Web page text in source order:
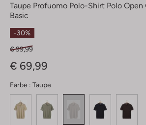
Taupe Profuomo Polo-Shirt Polo Open
Basic
-30%
€ 99,99
€ 69,99
Farbe : Taupe